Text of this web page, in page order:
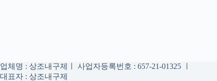
업체명 : 상조내구제ㅣ 사업자등록번호 : 657-21-01325 ㅣ
대표자 : 상조내구제